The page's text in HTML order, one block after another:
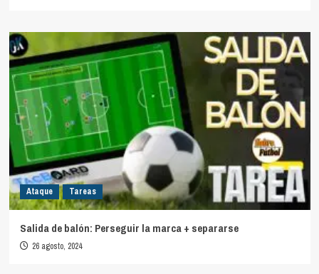
Ataque Tareas
Salida de balón: Perseguir la marca + separarse
26 agosto, 2024